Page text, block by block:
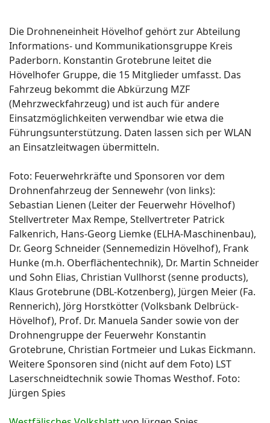
Die Drohneneinheit Hövelhof gehört zur Abteilung
Informations- und Kommunikationsgruppe Kreis
Paderborn. Konstantin Grotebrune leitet die
Hövelhofer Gruppe, die 15 Mitglieder umfasst. Das
Fahrzeug bekommt die Abkürzung MZF
(Mehrzweckfahrzeug) und ist auch für andere
Einsatzmöglichkeiten verwendbar wie etwa die
Führungsunterstützung. Daten lassen sich per WLAN
an Einsatzleitwagen übermitteln.
Foto: Feuerwehrkräfte und Sponsoren vor dem
Drohnenfahrzeug der Sennewehr (von links):
Sebastian Lienen (Leiter der Feuerwehr Hövelhof)
Stellvertreter Max Rempe, Stellvertreter Patrick
Falkenrich, Hans-Georg Liemke (ELHA-Maschinenbau),
Dr. Georg Schneider (Sennemedizin Hövelhof), Frank
Hunke (m.h. Oberflächentechnik), Dr. Martin Schneider
und Sohn Elias, Christian Vullhorst (senne products),
Klaus Grotebrune (DBL-Kotzenberg), Jürgen Meier (Fa.
Rennerich), Jörg Horstkötter (Volksbank Delbrück-
Hövelhof), Prof. Dr. Manuela Sander sowie von der
Drohnengruppe der Feuerwehr Konstantin
Grotebrune, Christian Fortmeier und Lukas Eickmann.
Weitere Sponsoren sind (nicht auf dem Foto) LST
Laserschneidtechnik sowie Thomas Westhof. Foto:
Jürgen Spies